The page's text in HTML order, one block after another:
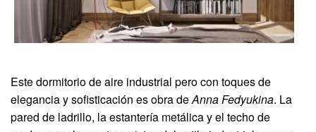
Este dormitorio de aire industrial pero con toques de
elegancia y sofisticación es obra deAnna Fedyukina. La
pared de ladrillo, la estantería metálica y el techo de